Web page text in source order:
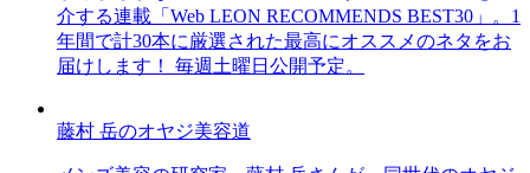
介する連載「Web LEON RECOMMENDS BEST30」。1
年間で計30本に厳選された最高にオススメのネタをお
届けします！ 毎週土曜日公開予定。
藤村 岳のオヤジ美容道